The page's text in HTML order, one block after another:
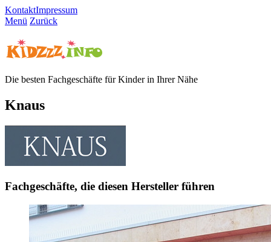
KontaktImpressum
Menü Zurück
Die besten Fachgeschäfte für Kinder in Ihrer Nähe
Knaus
Fachgeschäfte, die diesen Hersteller führen